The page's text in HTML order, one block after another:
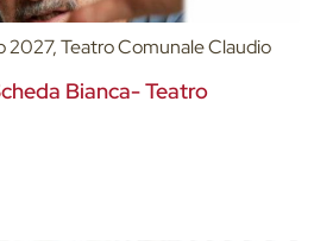
2027, Teatro Comunale Claudio
Bianca- Teatro